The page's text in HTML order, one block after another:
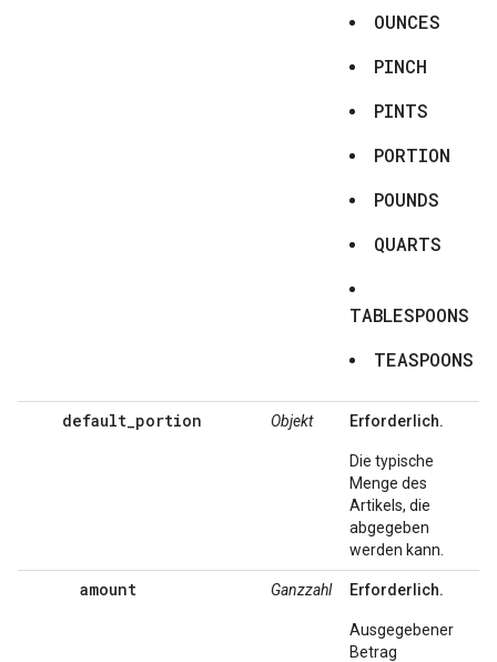
OUNCES
PINCH
PINTS
PORTION
POUNDS
QUARTS
TABLESPOONS
TEASPOONS
default_portion Objekt Erforderlich.
Die typische
Menge des
Artikels, die
abgegeben
werden kann.
amount Ganzzahl Erforderlich.
Ausgegebener
Betrag